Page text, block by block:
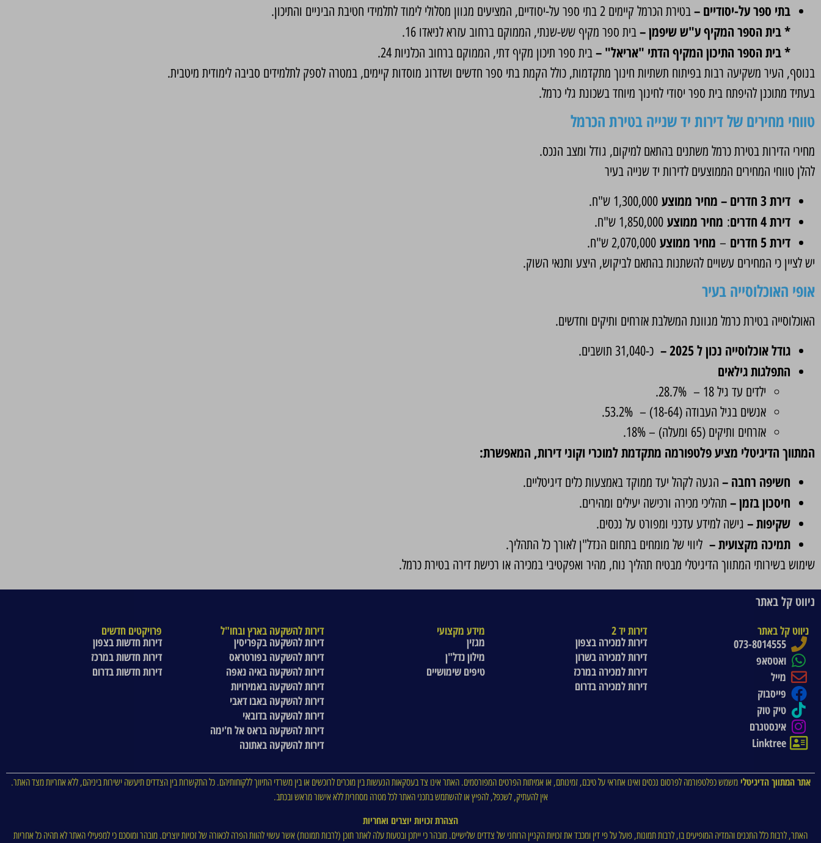
בתי ספר על-יסודיים –בטירת הכרמל קיימים 2 בתי ספר על-יסודיים, המציעים מגוון מסלולי לימוד לתלמידי חטיבת הביניים והתיכון.
* בית הספר המקיף ע"ש שיפמן –בית ספר מקיף שש-שנתי, הממוקם ברחוב עזרא לניאדו 16.
* בית הספר התיכון המקיף הדתי "אריאל" –בית ספר תיכון מקיף דתי, הממוקם ברחוב הכלניות 24.
בנוסף, העיר משקיעה רבות בפיתוח תשתיות חינוך מתקדמות, כולל הקמת בתי ספר חדשים ושדרוג מוסדות קיימים, במטרה לספק לתלמידים סביבה לימודית מיטבית.
בעתיד מתוכנן להיפתח בית ספר יסודי לחינוך מיוחד בשכונת גלי כרמל.
טווחי מחירים של דירות יד שנייה בטירת הכרמל
מחירי הדירות בטירת כרמל משתנים בהתאם למיקום, גודל ומצב הנכס.
להלן טווחי המחירים הממוצעים לדירות יד שנייה בעיר
דירת 3 חדרים – מחיר ממוצע
דירת 4 חדרים : מחיר ממוצע
דירת 5 חדרים – מחיר ממוצע
יש לציין כי המחירים עשויים להשתנות בהתאם לביקוש, היצע ותנאי השוק.
אופי האוכלוסייה בעיר
האוכלוסייה בטירת כרמל מגוונת המשלבת אזרחים ותיקים וחדשים.
גודל אוכלוסייה נכון ל 2025 – כ-31,040 תושבים.
התפלגות גילאים
ילדים עד גיל 18 – 28.7%.
אנשים בגיל העבודה (18-64) – 53.2%.
אזרחים ותיקים (65 ומעלה) – 18%.
המתווך הדיגיטלי מציע פלטפורמה מתקדמת למוכרי וקוני דירות, המאפשרת:
חשיפה רחבה – הגעה לקהל יעד ממוקד באמצעות כלים דיגיטליים.
חיסכון בזמן – תהליכי מכירה ורכישה יעילים ומהירים.
שקיפות – גישה למידע עדכני ומפורט על נכסים.
תמיכה מקצועית – ליווי של מומחים בתחום הנדל"ן לאורך כל התהליך.
שימוש בשירותי המתווך הדיגיטלי מבטיח תהליך נוח, מהיר ואפקטיבי במכירה או רכישת דירה בטירת כרמל.
ניווט קל באתר
ניווט קל באתר
073-8014555
ואטסאפ
מייל
פייסבוק
טיק טוק
אינסטגרם
Linktree
דירות יד 2
דירות למכירה בצפון
דירות למכירה בשרון
דירות למכירה במרכז
דירות למכירה בדרום
מידע מקצועי
מגזין
מילון נדל"ן
טיפים שימושיים
דירות להשקעה בארץ ובחו"ל
דירות להשקעה בקפריסין
דירות להשקעה בפורטראס
דירות להשקעה באיה נאפה
דירות להשקעה באמירויות
דירות להשקעה באבו דאבי
דירות להשקעה בדובאי
דירות להשקעה בראס אל ח'ימה
דירות להשקעה באתונה
פרויקטים חדשים
דירות חדשות בצפון
דירות חדשות במרכז
דירות חדשות בדרום
אתר המתווך הדיגיטלימשמש כפלטפורמה לפרסום נכסים ואינו אחראי על טיבם, זמינותם, או אמיתות הפרטים המפורסמים. האתר אינו צד בעסקאות הנעשות בין מוכרים לרוכשים או בין משרדי התיווך ללקוחותיהם. כל התקשרות בין הצדדים תיעשה ישירות ביניהם, ללא אחריות מצד האתר.
אין להעתיק, לשכפל, להפיץ או להשתמש בתכני האתר לכל מטרה מסחרית ללא אישור מראש ובכתב.
הצהרת זכויות יוצרים ואחריות
האתר, לרבות כלל התכנים והמדיה המופיעים בו, לרבות תמונות, פועל על פי דין ומכבד את זכויות הקניין הרוחני של צדדים שלישיים. מובהר כי ייתכן ובטעות עלה לאתר תוכן (לרבות תמונות) אשר עשוי להוות הפרה לכאורה של זכויות יוצרים. מובהר ומוסכם כי למפעילי האתר לא תהיה כל אחריות